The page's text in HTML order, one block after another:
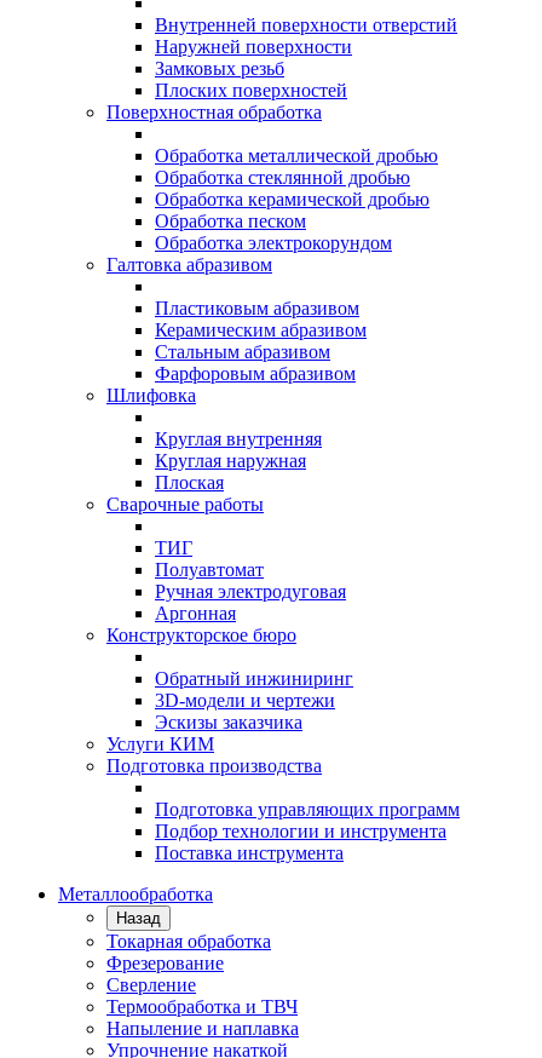
Внутренней поверхности отверстий
Наружней поверхности
Замковых резьб
Плоских поверхностей
Поверхностная обработка
Обработка металлической дробью
Обработка стеклянной дробью
Обработка керамической дробью
Обработка песком
Обработка электрокорундом
Галтовка абразивом
Пластиковым абразивом
Керамическим абразивом
Стальным абразивом
Фарфоровым абразивом
Шлифовка
Круглая внутренняя
Круглая наружная
Плоская
Сварочные работы
ТИГ
Полуавтомат
Ручная электродуговая
Аргонная
Конструкторское бюро
Обратный инжиниринг
3D-модели и чертежи
Эскизы заказчика
Услуги КИМ
Подготовка производства
Подготовка управляющих программ
Подбор технологии и инструмента
Поставка инструмента
Металлообработка
Назад
Токарная обработка
Фрезерование
Сверление
Термообработка и ТВЧ
Напыление и наплавка
Упрочнение накаткой